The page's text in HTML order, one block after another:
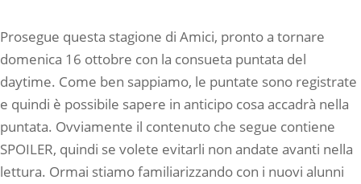
Prosegue questa stagione di Amici, pronto a tornare
domenica 16 ottobre con la consueta puntata del
daytime. Come ben sappiamo, le puntate sono registrate
e quindi è possibile sapere in anticipo cosa accadrà nella
puntata. Ovviamente il contenuto che segue contiene
SPOILER, quindi se volete evitarli non andate avanti nella
lettura. Ormai stiamo familiarizzando con i nuovi alunni